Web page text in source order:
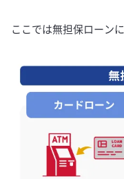
ここでは無担保ローン